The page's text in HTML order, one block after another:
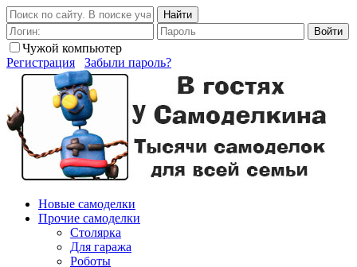
Найти
Войти
Чужой компьютер
Регистрация
Забыли пароль?
Новые самоделки
Прочие самоделки
Столярка
Для гаража
Роботы